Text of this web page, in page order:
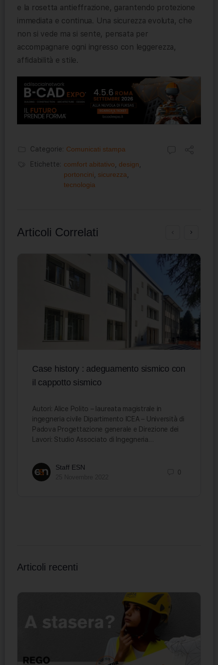
e la rosetta antieffrazione, garantendo protezione
immediata e continua. Una sicurezza evoluta, che
non si vede ma si sente, pensata per
accompagnare ogni ingresso con leggerezza,
affidabilità e stile.
Categorie: Comunicati stampa
Etichette: comfort abitativo design
portoncini
sicurezza
tecnologia
Articoli Correlati
Case history : adeguamento sismico con
il cappotto sismico
Autori: Alice Polito – laureata magistrale in
ingegneria civile Dipartimento ICEA – Università di
Padova Progettazione generale e Direzione dei
Lavori: Studio Associato di Ingegneria…
Staff ESN
0
Articoli recenti